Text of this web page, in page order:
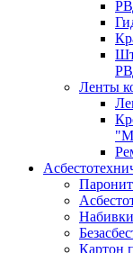
Ленты
Паронит
Картон